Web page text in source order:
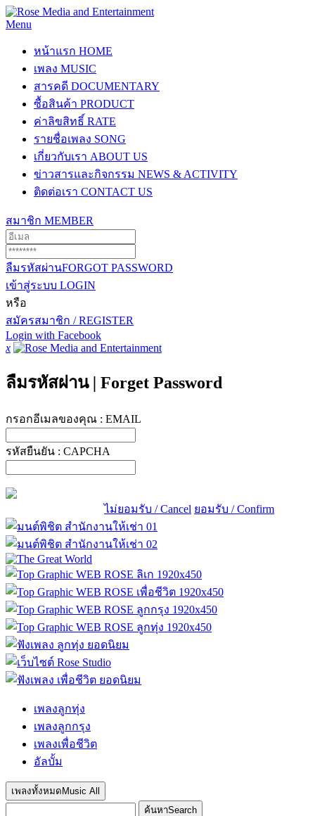
Menu
หน้าแรก HOME
เพลง MUSIC
สารคดี DOCUMENTARY
ซื้อสินค้า PRODUCT
ค่าลิขสิทธิ์ RATE
รายชื่อเพลง SONG
เกี่ยวกับเรา ABOUT US
ข่าวสารและกิจกรรม NEWS & ACTIVITY
ติดต่อเรา CONTACT US
สมาชิก MEMBER
ลืมรหัสผ่านFORGOT PASSWORD
เข้าสู่ระบบ LOGIN
หรือ
สมัครสมาชิก / REGISTER
Login with Facebook
x
ลืมรหัสผ่าน | Forget Password
กรอกอีเมลของคุณ : EMAIL
รหัสยืนยัน : CAPCHA
ไม่ยอมรับ / Cancel ยอมรับ / Confirm
เพลงลูกทุ่ง
เพลงลูกกรุง
เพลงเพื่อชีวิต
อัลบั้ม
เพลงทั้งหมด Music All
ค้นหาSearch